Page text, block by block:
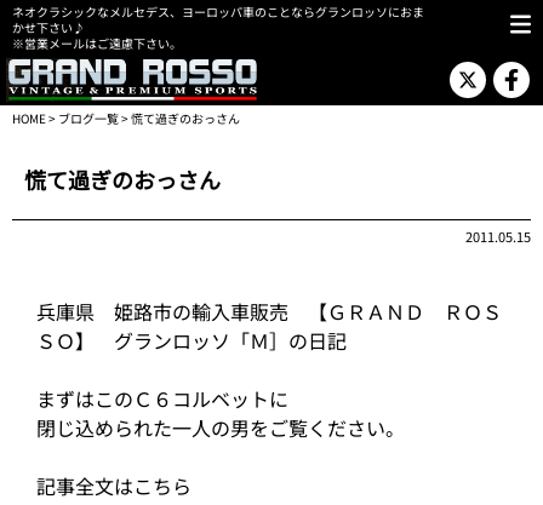
ネオクラシックなメルセデス、ヨーロッパ車のことならグランロッソにおま
かせ下さい♪
※営業メールはご遠慮下さい。
HOME> ブログ一覧> 慌て過ぎのおっさん
慌て過ぎのおっさん
2011.05.15
兵庫県 姫路市の輸入車販売 【ＧＲＡＮＤ ＲＯＳ
ＳＯ】 グランロッソ「Ｍ］の日記
まずはこのＣ６コルベットに
閉じ込められた一人の男をご覧ください。
記事全文はこちら